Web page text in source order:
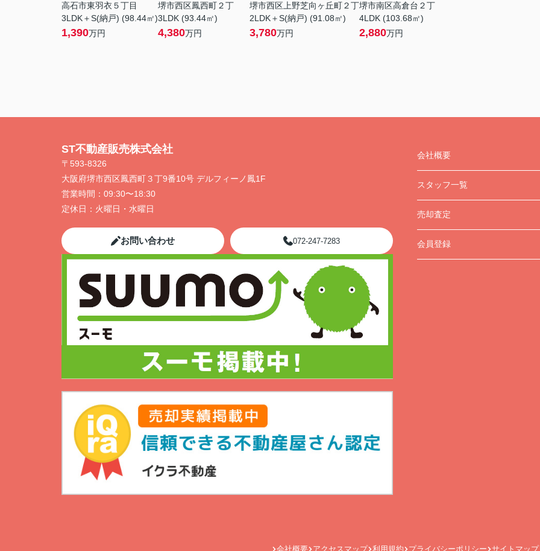
高石市東羽衣５丁目
3LDK＋S(納戸) (98.44㎡)
1,390万円
堺市西区鳳西町２丁
3LDK (93.44㎡)
4,380万円
堺市西区上野芝向ヶ丘町２丁
2LDK＋S(納戸) (91.08㎡)
3,780万円
堺市南区高倉台２丁
4LDK (103.68㎡)
2,880万円
ST不動産販売株式会社
〒593-8326
大阪府堺市西区鳳西町３丁9番10号 デルフィーノ鳳1F
営業時間： 09:30〜18:30
定休日： 火曜日・水曜日
お問い合わせ 072-247-7283
会社概要
スタッフ一覧
売却査定
会員登録
会社概要 アクセスマップ 利用規約 プライバシーポリシー サイトマップ